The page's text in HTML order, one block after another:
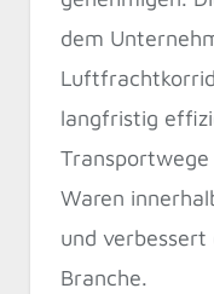
dem
langfristig
Waren
und
Branche.